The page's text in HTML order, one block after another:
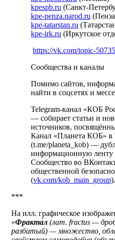
kpespb.ru (Санкт-
kpe-penza.narod.ru
kpe-tatarstan.ru
kpe-irk.ru (Иркутское
https://vk.com/topic-
Сообщества и каналы
Помимо сайтов,
найти в соцсетях и
Telegram-канал «КОБ
— собирает статьи и
источников,
Канал «Планета КОБ» в
(t.me/planeta_kob) —
информационную ленту
Сообщество во
общественной
(vk.com/kob_main_group
***
На илл. графическое
«Фракта́л (лат. fractus —
разбитый) — множество,